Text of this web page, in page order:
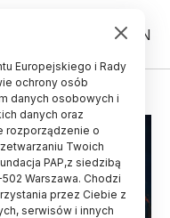
PL EN
Europejskiego i Rady
ochrony osób
danych osobowych i
danych oraz
rozporządzenie o
Twoich
PAP,z siedzibą
Warszawa. Chodzi
przez Ciebie z
serwisów i innych